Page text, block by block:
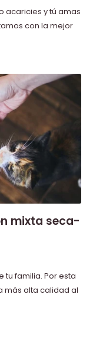
acaricies y tú amas
con la mejor
mixta seca-
tu familia. Por esta
más alta calidad al